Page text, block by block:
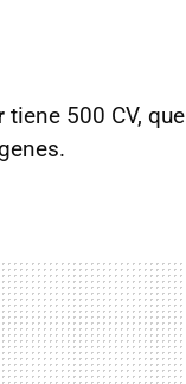
tiene 500 CV, que